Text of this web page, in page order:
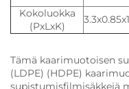
Kokoluokka
(PxLxK)
Tämä kaarimuotoisen
(LDPE) (HDPE)
supistumisfilmisäkkejä